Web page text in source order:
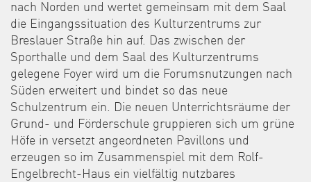
nach Norden und wertet gemeinsam mit dem Saal
die Eingangssituation des Kulturzentrums zur
Breslauer Straße hin auf. Das zwischen der
Sporthalle und dem Saal des Kulturzentrums
gelegene Foyer wird um die Forumsnutzungen nach
Süden erweitert und bindet so das neue
Schulzentrum ein. Die neuen Unterrichtsräume der
Grund- und Förderschule gruppieren sich um grüne
Höfe in versetzt angeordneten Pavillons und
erzeugen so im Zusammenspiel mit dem Rolf-
Engelbrecht-Haus ein vielfältig nutzbares